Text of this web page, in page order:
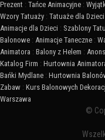
Prezent : Tańce Animacyjne :
Wzory Tatuaży : Tatuaże dla Dzieci
Animacje dla Dzieci : Szablony
Balonowe : Animacje Taneczne :
Animatora : Balony z Helem :
Katalog Firm : Hurtownia
Bańki Mydlane : Hurtownia
Zabaw : Kurs Balonowych
Warszawa
©